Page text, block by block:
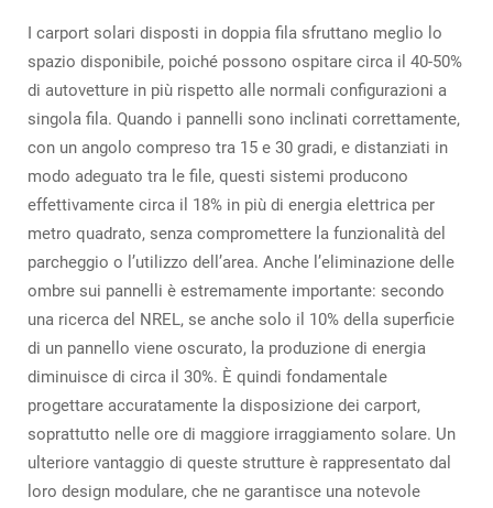
I carport solari disposti in doppia fila sfruttano meglio lo
spazio disponibile, poiché possono ospitare circa il 40-50%
di autovetture in più rispetto alle normali configurazioni a
singola fila. Quando i pannelli sono inclinati correttamente,
con un angolo compreso tra 15 e 30 gradi, e distanziati in
modo adeguato tra le file, questi sistemi producono
effettivamente circa il 18% in più di energia elettrica per
metro quadrato, senza compromettere la funzionalità del
parcheggio o l’utilizzo dell’area. Anche l’eliminazione delle
ombre sui pannelli è estremamente importante: secondo
una ricerca del NREL, se anche solo il 10% della superficie
di un pannello viene oscurato, la produzione di energia
diminuisce di circa il 30%. È quindi fondamentale
progettare accuratamente la disposizione dei carport,
soprattutto nelle ore di maggiore irraggiamento solare. Un
ulteriore vantaggio di queste strutture è rappresentato dal
loro design modulare, che ne garantisce una notevole